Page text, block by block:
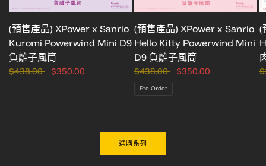
(預售產品) XPower x Sanrio
Kuromi Powerwind Mini D9
負離子風筒
$438.00 $350.00
(預售產品) XPower x Sanrio
Hello Kitty Powerwind Mini
D9 負離子風筒
$438.00 $350.00
Pre-Order
(
選購系列